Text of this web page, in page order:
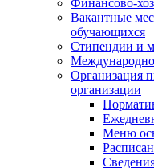
Финансово-
Вакантные
обучающихся
Стипендии и
Организация
организации
Меню